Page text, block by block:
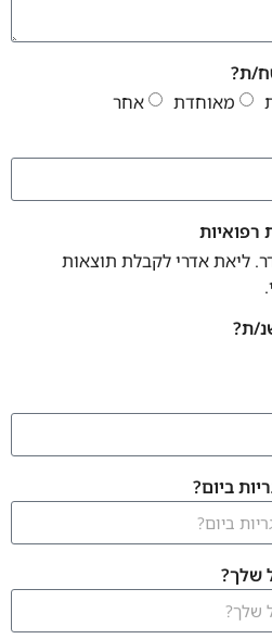
ת?
מאוחדת
אחר
רפואיות
ליאת אדרי לקבלת תוצאות
ת?
ביום?
שלך?